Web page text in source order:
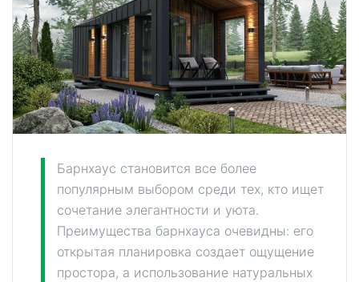
Барнхаус становится все более
популярным выбором среди тех, кто ищет
сочетание элегантности и уюта.
Преимущества барнхауса очевидны: его
открытая планировка создает ощущение
простора, а использование натуральных